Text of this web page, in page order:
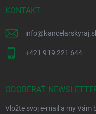
KONTAKT
info@
+421 919 221 644
ODOBERAŤ
Vložte svoj e-mail a my Vám